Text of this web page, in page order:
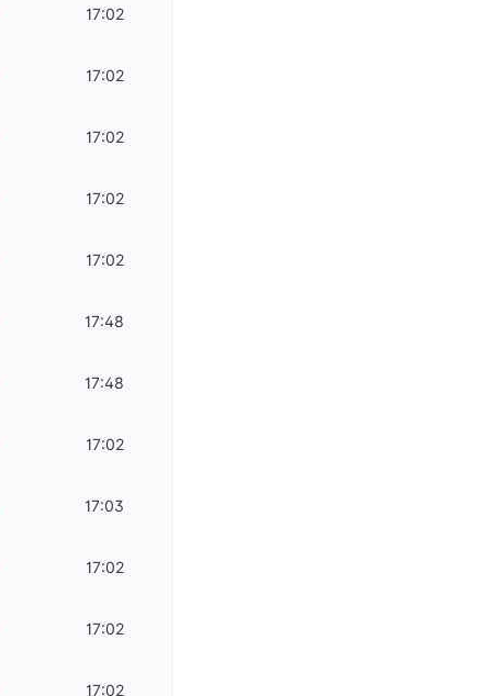
17:02
17:02
17:02
17:02
17:02
17:48
17:48
17:02
17:03
17:02
17:02
17:02